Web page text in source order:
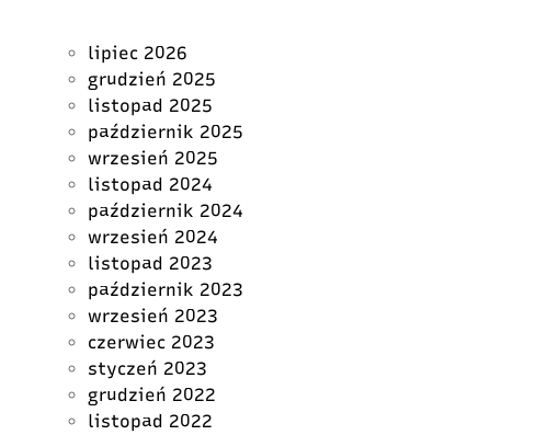
lipiec 2026
grudzień 2025
listopad 2025
październik 2025
wrzesień 2025
listopad 2024
październik 2024
wrzesień 2024
listopad 2023
październik 2023
wrzesień 2023
czerwiec 2023
styczeń 2023
grudzień 2022
listopad 2022